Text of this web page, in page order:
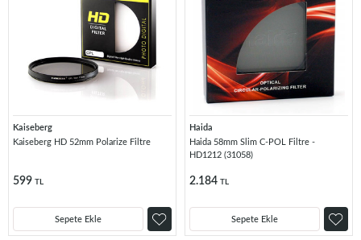
Kaiseberg
Kaiseberg HD 52mm Polarize Filtre
599 TL
Sepete Ekle
Haida
Haida 58mm Slim C-POL Filtre -
HD1212 (31058)
2.184 TL
Sepete Ekle